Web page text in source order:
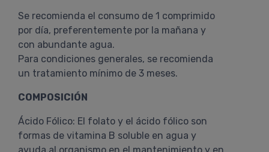
Se recomienda el consumo de 1 comprimido
por día, preferentemente por la mañana y
con abundante agua.
Para condiciones generales, se recomienda
un tratamiento mínimo de 3 meses.
COMPOSICIÓN
Ácido Fólico: El folato y el ácido fólico son
formas de vitamina B soluble en agua y